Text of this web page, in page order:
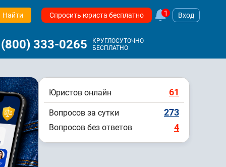
Найти Спросить юриста бесплатно 1 Вход
333-0265
КРУГЛОСУТОЧНО
БЕСПЛАТНО
Юристов онлайн 61
Вопросов за сутки 273
Вопросов без ответов 4